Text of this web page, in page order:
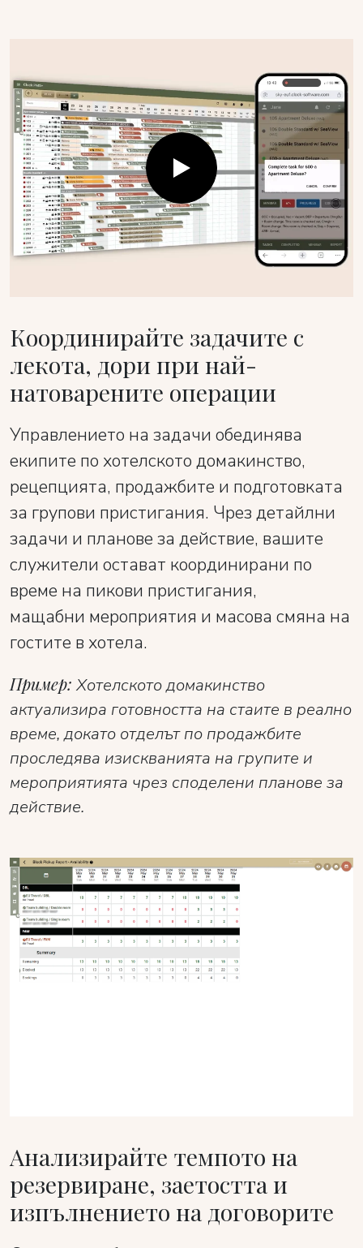
Координирайте задачите с
лекота, дори при най-
натоварените операции
Управлението на задачи обединява
екипите по хотелското домакинство,
рецепцията, продажбите и подготовката
за групови пристигания. Чрез детайлни
задачи и планове за действие, вашите
служители остават координирани по
време на пикови пристигания,
мащабни мероприятия и масова смяна на
гостите в хотела.
Пример: Хотелското домакинство
актуализира готовността на стаите в реално
време, докато отделът по продажбите
проследява изискванията на групите и
мероприятията чрез споделени планове за
действие.
Анализирайте темпото на
резервиране, заетостта и
изпълнението на договорите